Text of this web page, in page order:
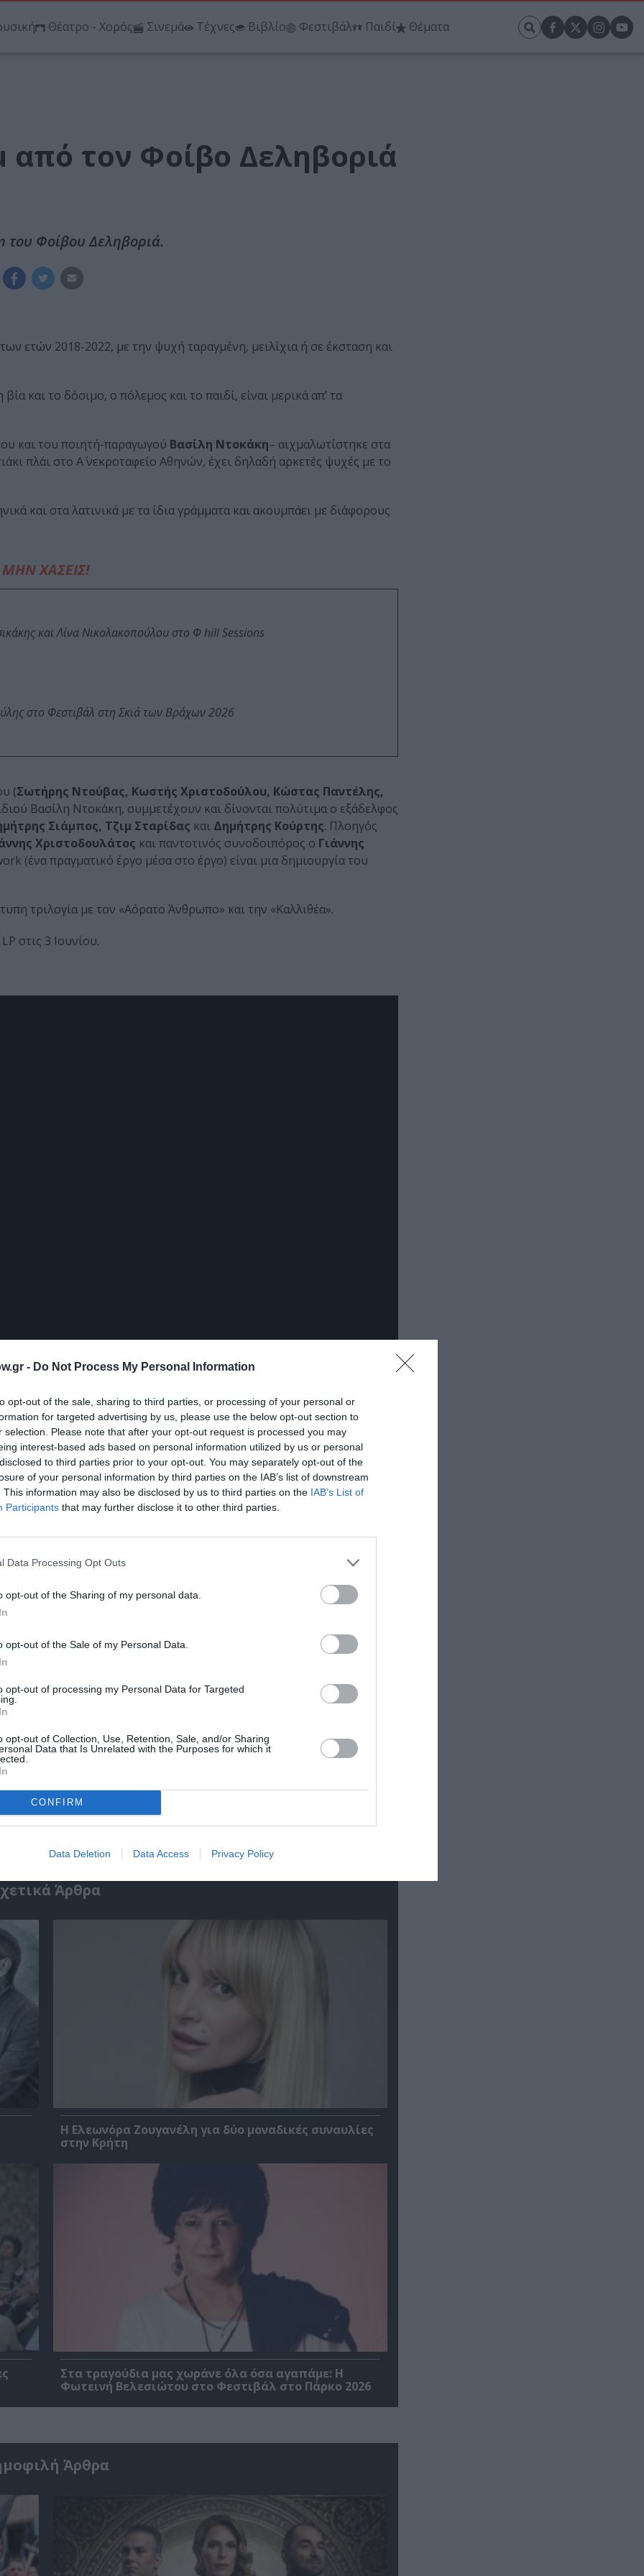
- Do Not Process My Personal Information
opt-out of the sale, sharing to third parties, or processing of your personal or
for targeted advertising by us, please use the below opt-out section to
selection. Please note that after your opt-out request is processed you may
interest-based ads based on personal information utilized by us or personal
to third parties prior to your opt-out. You may separately opt-out of the
of your personal information by third parties on the IAB’s list of downstream
This information may also be disclosed by us to third parties on the IAB’s List of
Participants that may further disclose it to other third parties.
Data Processing Opt Outs
opt-out of the Sharing of my personal data.
opt-out of the Sale of my Personal Data.
opt-out of processing my Personal Data for Targeted
opt-out of Collection, Use, Retention, Sale, and/or Sharing
Data that Is Unrelated with the Purposes for which it
CONFIRM
Data Deletion Data Access Privacy Policy
Θέατρο - Χορός Σινεμά Τέχνες Βιβλίο Φεστιβάλ Παιδί Θέματα
τον Φοίβο Δεληβοριά
του Φοίβου Δεληβοριά.
ετών 2018-2022, με την ψυχή ταραγμένη, μειλίχια ή σε έκσταση και
και το δόσιμο, ο πόλεμος και το παιδί, είναι μερικά απ’ τα
και του ποιητή-παραγωγού Βασίλη Ντοκάκη– αιχμαλωτίστηκε στα
πλάι στο Α΄ νεκροταφείο Αθηνών, έχει δηλαδή αρκετές ψυχές με το
και στα λατινικά με τα ίδια γράμματα και ακουμπάει με διάφορους
ΜΗΝ ΧΑΣΕΙΣ!
και Λίνα Νικολακοπούλου στο Φ hill Sessions
στο Φεστιβάλ στη Σκιά των Βράχων 2026
(Σωτήρης Ντούβας, Κωστής Χριστοδούλου, Κώστας Παντέλης,
Βασίλη Ντοκάκη, συμμετέχουν και δίνονται πολύτιμα ο εξάδελφος
Σιάμπος, Τζιμ Σταρίδας και Δημήτρης Κούρτης. Πλοηγός
Χριστοδουλάτος και παντοτινός συνοδοιπόρος ο Γιάννης
(ένα πραγματικό έργο μέσα στο έργο) είναι μια δημιουργία του
τριλογία με τον «Αόρατο Άνθρωπο» και την «Καλλιθέα».
στις 3 Ιουνίου.
στο
ΝΕΦΕΛΗ ΦΑΣΟΥΛΗ ΦΟΙΒΟΣ ΔΕΛΗΒΟΡΙΑΣ
και τον Πολιτισμό!
το Culturenow.gr
Άρθρα
Η Ελεωνόρα Ζουγανέλη για δύο μοναδικές συναυλίες
στην Κρήτη
Στα τραγούδια μας χωράνε όλα όσα αγαπάμε: Η
Φωτεινή Βελεσιώτου στο Φεστιβάλ στο Πάρκο 2026
Άρθρα